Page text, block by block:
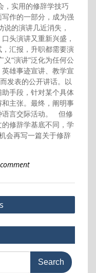
，实用的修辞学技巧
作的一部分，成为强
的演讲几近消失，
头演讲又重新兴盛，
汇报，升职都需要演
“演讲”泛化为任何公
雄事迹宣讲、教学宣
发表的公开讲话。以
手段，针对某个具体
主张。最终，阐明事
语言交际活动。 但修
修辞学基底不同，学
会再写一篇关于修辞